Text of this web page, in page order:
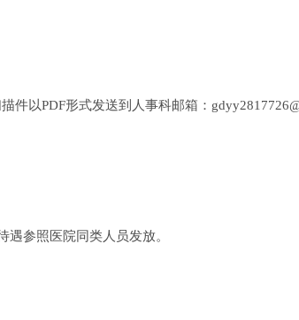
以PDF形式发送到人事科邮箱：
参照医院同类人员发放。